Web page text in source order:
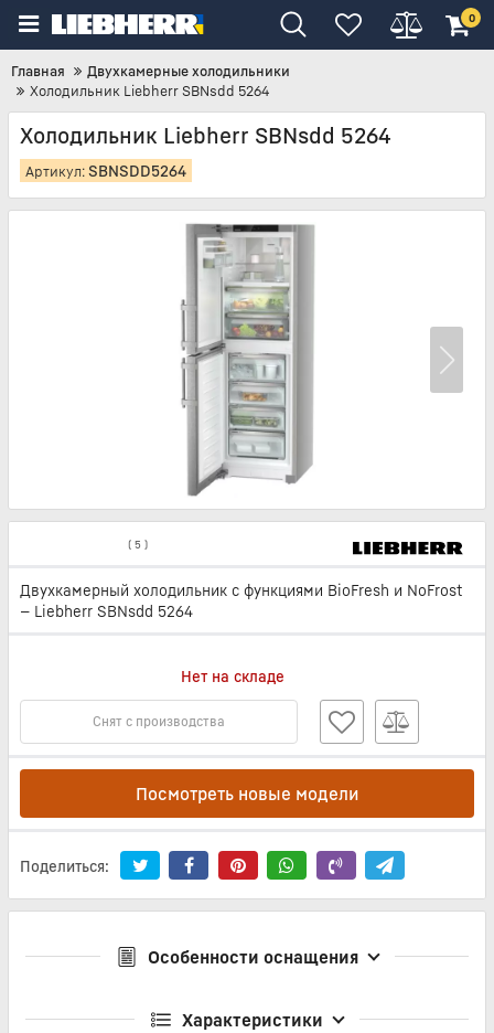
0
Главная
Двухкамерные холодильники
Холодильник Liebherr SBNsdd 5264
Холодильник Liebherr SBNsdd 5264
Артикул:SBNSDD5264
( 5 )
Двухкамерный холодильник с функциями BioFresh и NoFrost
— Liebherr SBNsdd 5264
Нет на складе
Снят с производства
Посмотреть новые модели
Поделиться:
Особенности оснащения
Характеристики